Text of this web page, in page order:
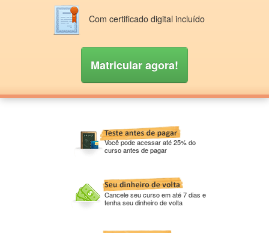
Com certificado digital incluído
Matricular agora!
Você pode acessar até 25% do
curso antes de pagar
Cancele seu curso em até 7 dias e
tenha seu dinheiro de volta